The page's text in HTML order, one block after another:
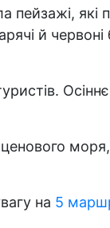
які
й червоні
на 5